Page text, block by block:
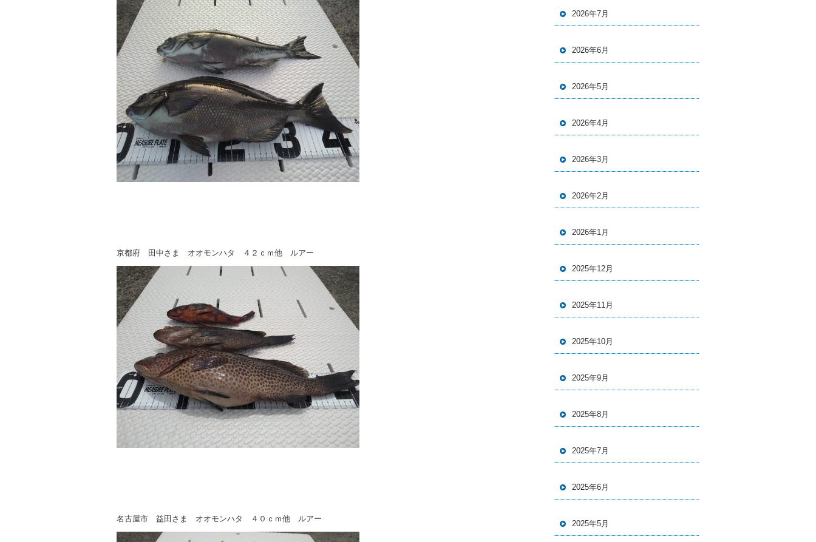
京都府 田中さま オオモンハタ ４２ｃｍ他 ルアー
名古屋市 益田さま オオモンハタ ４０ｃｍ他 ルアー
2026年7月
2026年6月
2026年5月
2026年4月
2026年3月
2026年2月
2026年1月
2025年12月
2025年11月
2025年10月
2025年9月
2025年8月
2025年7月
2025年6月
2025年5月